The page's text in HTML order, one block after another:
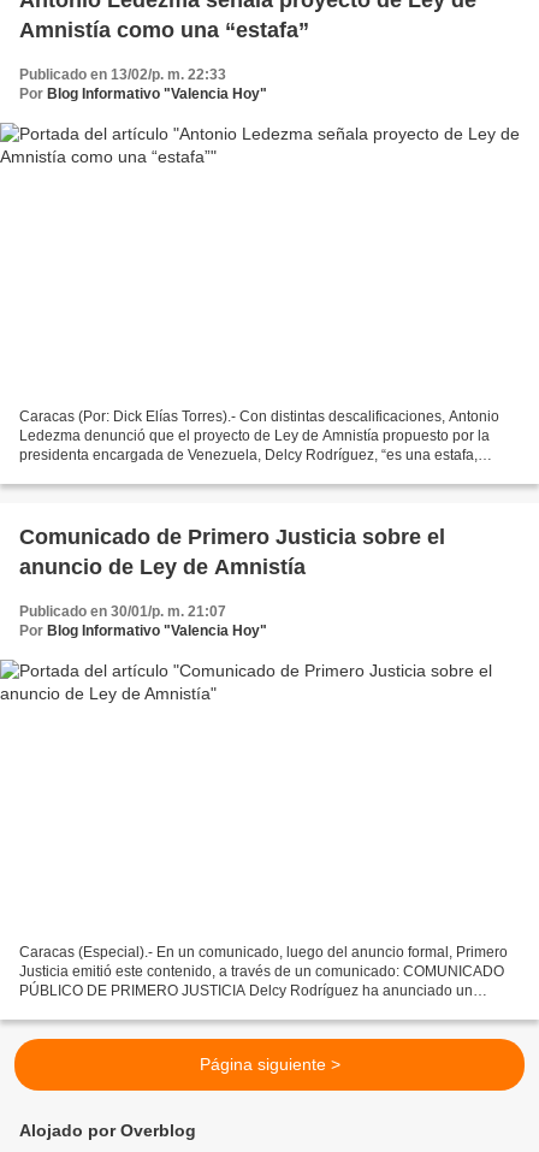
Amnistía como una “estafa”
Publicado en 13/02/p. m. 22:33
Por Blog Informativo "Valencia Hoy"
Caracas (Por: Dick Elías Torres).- Con distintas descalificaciones, Antonio
Ledezma denunció que el proyecto de Ley de Amnistía propuesto por la
presidenta encargada de Venezuela, Delcy Rodríguez, “es una estafa,
Comunicado de Primero Justicia sobre el
anuncio de Ley de Amnistía
Publicado en 30/01/p. m. 21:07
Por Blog Informativo "Valencia Hoy"
Caracas (Especial).- En un comunicado, luego del anuncio formal, Primero
Justicia emitió este contenido, a través de un comunicado: COMUNICADO
PÚBLICO DE PRIMERO JUSTICIA Delcy Rodríguez ha anunciado un
Página siguiente >
Alojado por Overblog